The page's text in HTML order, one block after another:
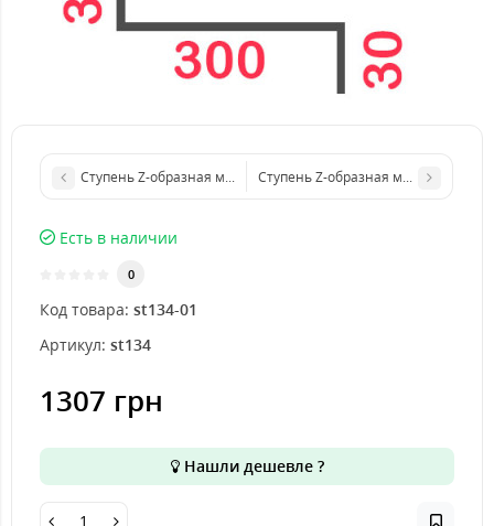
Ступень Z-образная металлическая 800x4 мм
Ступень Z-образная
Есть в наличии
0
Код товара: st134-01
Артикул: st134
1307 грн
Нашли дешевле ?